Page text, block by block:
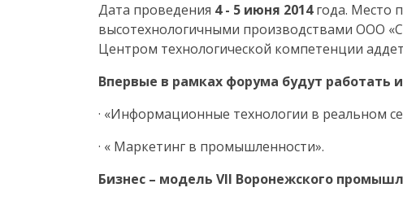
Дата проведения 4 - 5 июня 2014года. Место
высотехнологичными производствами ООО
Центром технологической компетенции
Впервые в рамках форума будут работать
· «Информационные технологии в реальном
· « Маркетинг в промышленности».
Бизнес – модель VII Воронежского